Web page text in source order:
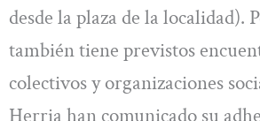
desde la plaza de la localidad).
también tiene previstos
colectivos y organizaciones